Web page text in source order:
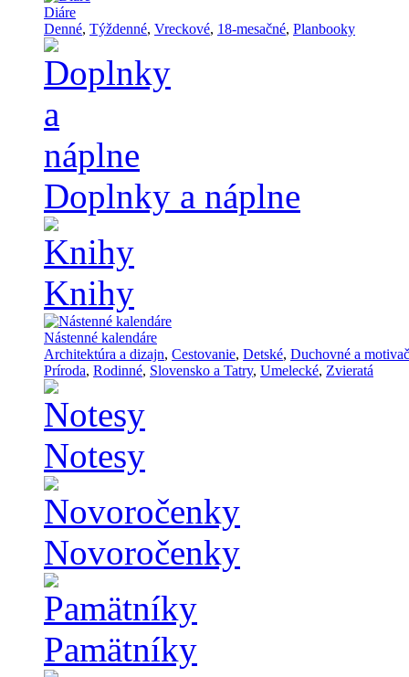
Diáre
Denné, Týždenné, Vreckové, 18-mesačné, Planbooky
Doplnky a náplne
Knihy
Nástenné kalendáre
Architektúra a dizajn, Cestovanie, Detské, Duchovné a
Príroda, Rodinné, Slovensko a Tatry, Umelecké, Zvieratá
Notesy
Novoročenky
Pamätníky